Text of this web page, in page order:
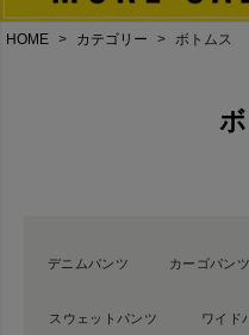
HOME カテゴリー ボトムス
デニムパンツ カーゴパンツ
スウェットパンツ ワイド